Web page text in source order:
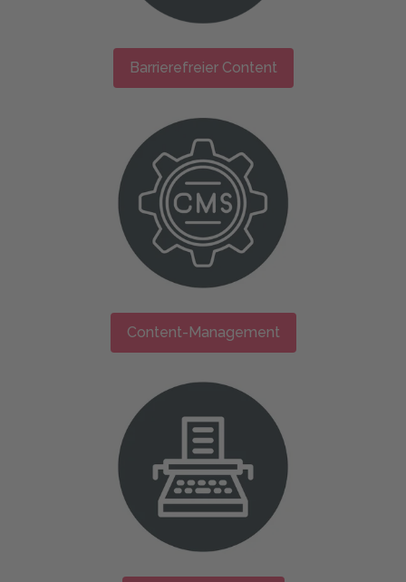
Barrierefreier Content
Content-Management